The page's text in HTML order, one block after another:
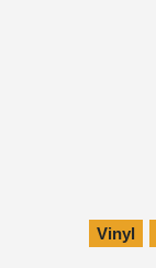
Vinyl